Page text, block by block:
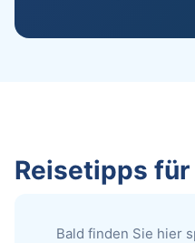
Reisetipps
Bald finden Sie hier